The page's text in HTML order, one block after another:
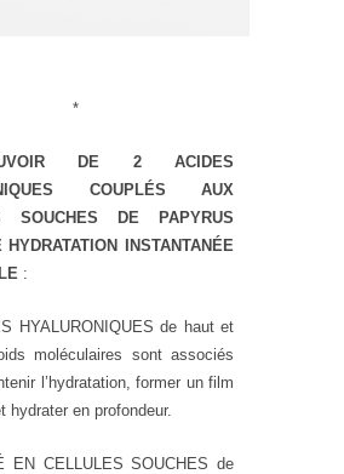
*
DE 2 ACIDES
COUPLÉS AUX
SOUCHES DE PAPYRUS
HYDRATATION INSTANTANÉE
:
HYALURONIQUES de haut et
moléculaires sont associés
l’hydratation, former un film
hydrater en profondeur.
EN CELLULES SOUCHES de